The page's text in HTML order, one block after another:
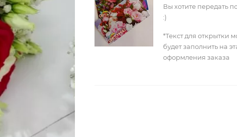
Вы хотите передать
:)
*Текст для открытки
будет заполнить на
оформления заказа